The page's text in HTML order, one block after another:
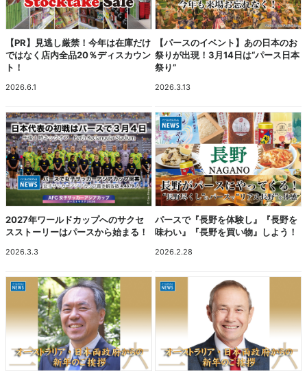
【PR】見逃し厳禁！今年は在庫だけ
ではなく店内全品20％ディスカウン
ト！
2026.6.1
【パースのイベント】あの日本のお
祭りが出現！3月14日は“パース日本
祭り”
2026.3.13
2027年ワールドカップへのサクセ
スストーリーはパースから始まる！
2026.3.3
パースで『長野を体験し』『長野を
味わい』『長野を買い物』しよう！
2026.2.28